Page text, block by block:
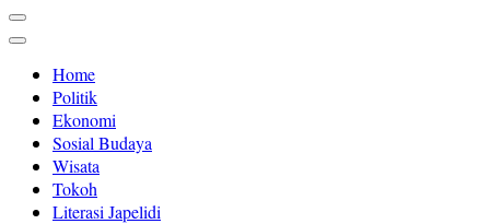
Home
Politik
Ekonomi
Sosial Budaya
Wisata
Tokoh
Literasi Japelidi